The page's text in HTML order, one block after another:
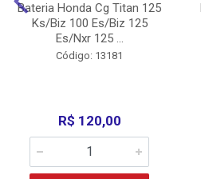
Bateria Honda Cg Titan 125
Ks/Biz 100 Es/Biz 125
Es/Nxr 125 ...
Código: 13181
R$ 120,00